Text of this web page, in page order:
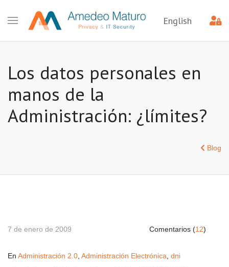
English
Los datos personales en
manos de la
Administración: ¿límites?
Blog
7 de enero de 2009 Comentarios (12)
En Administración 2.0 Administración Electrónica dni